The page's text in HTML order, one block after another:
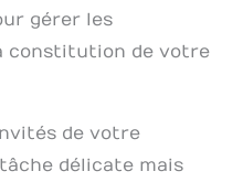
gérer les
constitution de votre
de votre
délicate mais